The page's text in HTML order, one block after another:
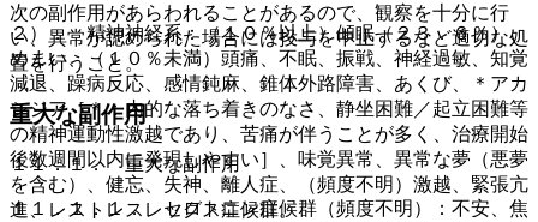
２）． 精神神経系：（１０％以上）傾眠（２３．６％）、
めまい、（１０％未満）頭痛、不眠、振戦、神経過敏、知覚
減退、躁病反応、感情鈍麻、錐体外路障害、あくび、＊アカ
シジア［＊：内的な落ち着きのなさ、静坐困難／起立困難等
の精神運動性激越であり、苦痛が伴うことが多く、治療開始
後数週間以内に発現しやすい］、味覚異常、異常な夢（悪夢
を含む）、健忘、失神、離人症、（頻度不明）激越、緊張亢
進、レストレスレッグス症候群。
次の副作用があらわれることがあるので、観察を十分に行
い、異常が認められた場合には投与を中止するなど適切な処
置を行うこと。
重大な副作用
１１．１． 重大な副作用
１１．１．１． セロトニン症候群（頻度不明）：不安、焦